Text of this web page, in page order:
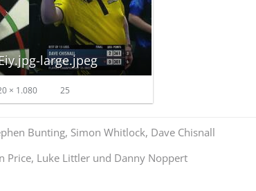
large.jpeg
× 1.080 25
Bunting, Simon Whitlock, Dave Chisnall
Price, Luke Littler und Danny Noppert